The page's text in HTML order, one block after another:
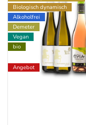
Biologisch dynamisch
Alkoholfrei
Demeter
Vegan
bio
Angebot